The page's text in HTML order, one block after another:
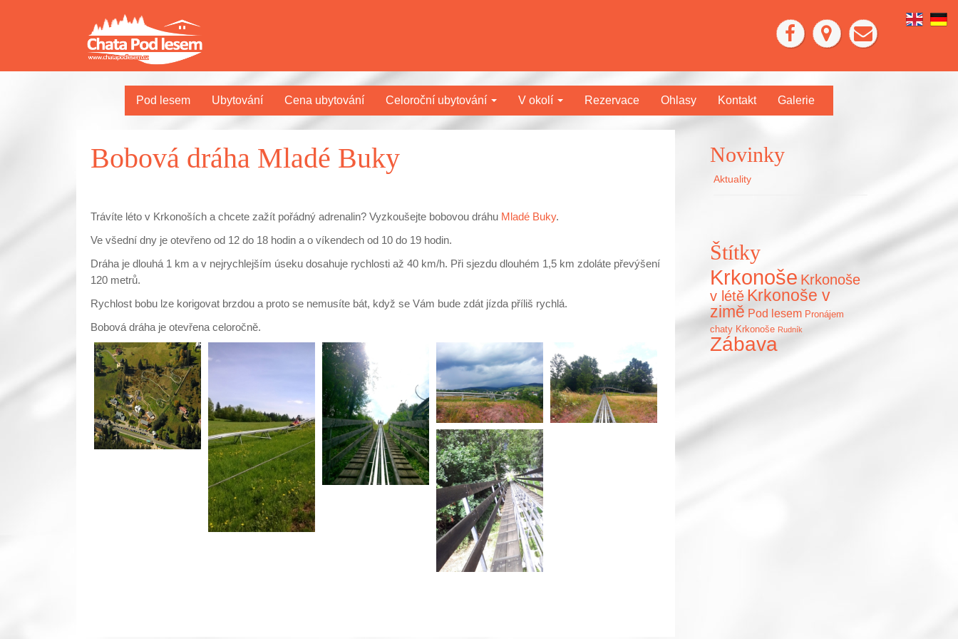
Pod lesem Ubytování Cena ubytování Celoroční ubytování V okolí Rezervace Ohlasy Kontakt Galerie
Bobová dráha Mladé Buky
Trávíte léto v Krkonoších a chcete zažít pořádný adrenalin? Vyzkoušejte bobovou dráhu Mladé Buky.
Ve všední dny je otevřeno od 12 do 18 hodin a o víkendech od 10 do 19 hodin.
Dráha je dlouhá 1 km a v nejrychlejším úseku dosahuje rychlosti až 40 km/h. Při sjezdu dlouhém 1,5 km zdoláte převýšení
120 metrů.
Rychlost bobu lze korigovat brzdou a proto se nemusíte bát, když se Vám bude zdát jízda příliš rychlá.
Bobová dráha je otevřena celoročně.
Novinky
Aktuality
Štítky
Krkonoše Krkonoše
v létě Krkonoše v
zimě Pod lesem Pronájem
chaty Krkonoše Rudník
Zábava